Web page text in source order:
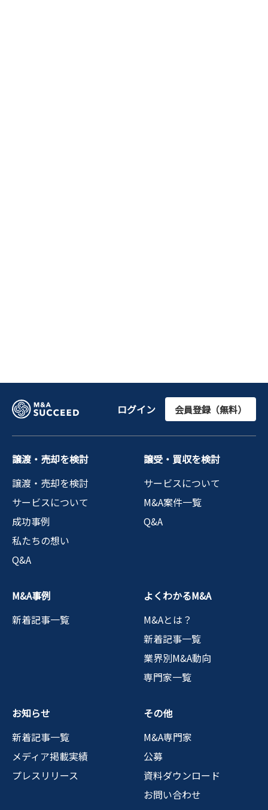
ログイン 会員登録（無料）
譲渡・売却を検討
譲渡・売却を検討
サービスについて
成功事例
私たちの想い
Q&A
譲受・買収を検討
サービスについて
M&A案件一覧
Q&A
M&A事例
新着記事一覧
よくわかるM&A
M&Aとは？
新着記事一覧
業界別M&A動向
専門家一覧
お知らせ
新着記事一覧
メディア掲載実績
プレスリリース
その他
M&A専門家
公募
資料ダウンロード
お問い合わせ